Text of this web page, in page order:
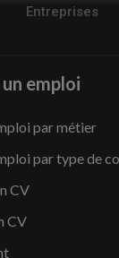
Entreprises
emploi
par métier
par type de
CV
CV